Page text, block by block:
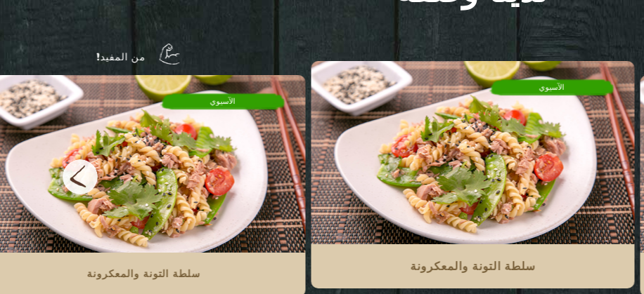
الآسيوي
سلطة التونة والمعكرونة
من المفيد!
الآسيوي
سلطة التونة والمعكرونة